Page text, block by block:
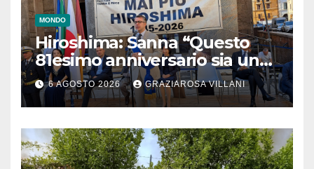
MONDO
Hiroshima: Sanna “Questo
81esimo anniversario sia un
monito per tutti”
6 AGOSTO 2026 GRAZIAROSA VILLANI